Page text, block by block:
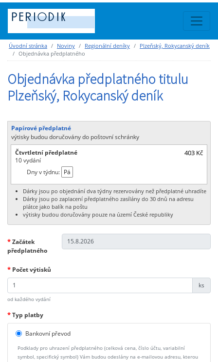
Úvodní stránka Noviny Regionální deníky
Plzeňský, Rokycanský deník
Objednávka předplatného
Objednávka předplatného titulu
Plzeňský, Rokycanský deník
Papírové předplatné
výtisky budou doručovány do poštovní schránky
Čtvrtletní předplatné
10 vydání
403 Kč
Dny v týdnu: Pá
Dárky jsou po objednání dva týdny rezervovány než předplatné uhradíte
Dárky jsou po zaplacení předplatného zasílány do 30 dnů na adresu
plátce jako balík na poštu
výtisky budou doručovány pouze na území České republiky
*Začátek
předplatného
* Počet výtisků
ks
od každého vydání
*Typ platby
Bankovní převod
Podklady pro uhrazení předplatného (celková cena, číslo účtu, variabilní
symbol, specifický symbol) Vám budou odeslány na e-mailovou adresu, kterou